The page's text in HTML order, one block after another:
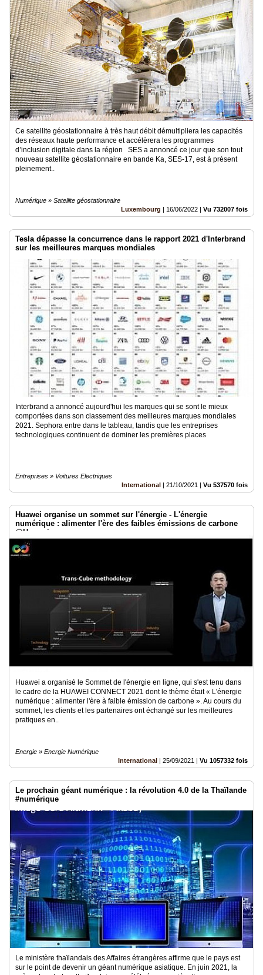
Ce satellite géostationnaire à très haut débit démultipliera les capacités
des réseaux haute performance et accélèrera les programmes
d’inclusion digitale dans la région SES a annoncé ce jour que son tout
nouveau satellite géostationnaire en bande Ka, SES-17, est à présent
pleinement..
Numérique » Satellite géostationnaire
Luxembourg | 16/06/2022 | Vu 732007 fois
Tesla dépasse la concurrence dans le rapport 2021 d'Interbrand
sur les meilleures marques mondiales
Interbrand a annoncé aujourd'hui les marques qui se sont le mieux
comportées dans son classement des meilleures marques mondiales
2021. Sephora entre dans le tableau, tandis que les entreprises
technologiques continuent de dominer les premières places
Entreprises » Voitures Electriques
International | 21/10/2021 | Vu 537570 fois
Huawei organise un sommet sur l'énergie - L'énergie
numérique : alimenter l'ère des faibles émissions de carbone
@Huawei
Huawei a organisé le Sommet de l'énergie en ligne, qui s'est tenu dans
le cadre de la HUAWEI CONNECT 2021 dont le thème était « L'énergie
numérique : alimenter l'ère à faible émission de carbone ». Au cours du
sommet, les clients et les partenaires ont échangé sur les meilleures
pratiques en..
Energie » Energie Numérique
International | 25/09/2021 | Vu 1057332 fois
Le prochain géant numérique : la révolution 4.0 de la Thaïlande
#numérique
Le ministère thaïlandais des Affaires étrangères affirme que le pays est
sur le point de devenir un géant numérique asiatique. En juin 2021, la